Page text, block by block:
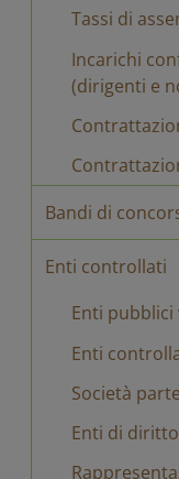
Tassi di
Incarichi
(dirigenti e
Bandi di
Enti controllati
Enti pubblici
Enti
Società
Enti di